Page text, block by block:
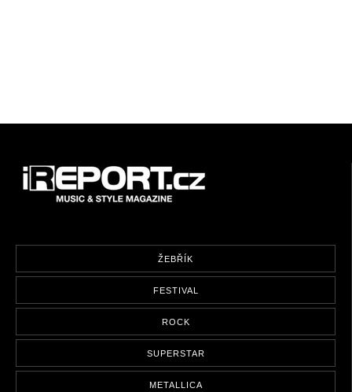
ŽEBŘÍK
FESTIVAL
ROCK
SUPERSTAR
METALLICA